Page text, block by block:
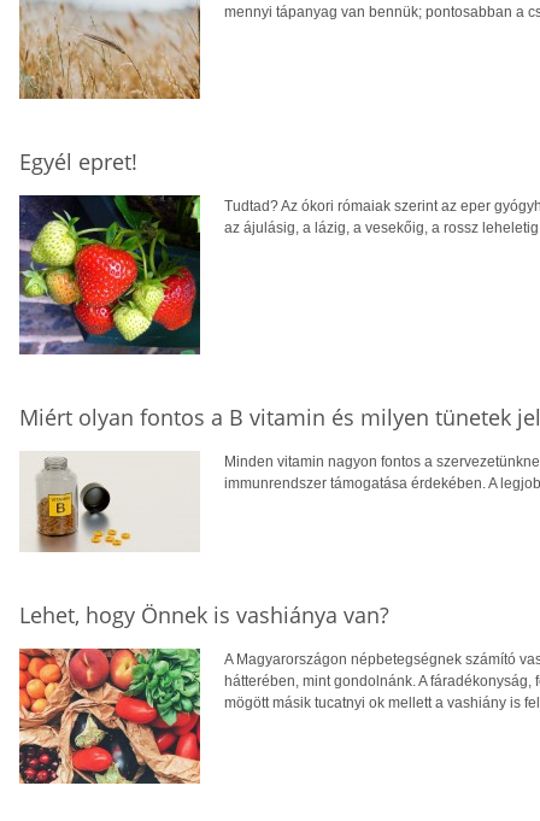
mennyi tápanyag van bennük; pontosabban a
Egyél epret!
Tudtad? Az ókori rómaiak szerint az eper
az ájulásig, a lázig, a vesekőig, a rossz
Miért olyan fontos a B vitamin és milyen tünetek
Minden vitamin nagyon fontos a
immunrendszer támogatása érdekében. A
Lehet, hogy Önnek is vashiánya van?
A Magyarországon népbetegségnek számító
hátterében, mint gondolnánk. A
mögött másik tucatnyi ok mellett a vashiány is